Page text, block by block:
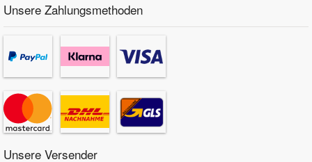
Unsere Zahlungsmethoden
Unsere Versender